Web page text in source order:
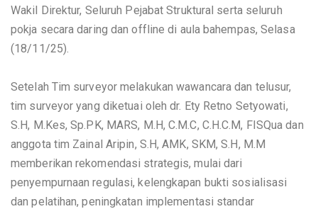
Wakil Direktur, Seluruh Pejabat Struktural serta seluruh
pokja secara daring dan offline di aula bahempas, Selasa
(18/11/25).
Setelah Tim surveyor melakukan wawancara dan telusur,
tim surveyor yang diketuai oleh dr. Ety Retno Setyowati,
S.H, M.Kes, Sp.PK, MARS, M.H, C.M.C, C.H.C.M, FISQua dan
anggota tim Zainal Aripin, S.H, AMK, SKM, S.H, M.M
memberikan rekomendasi strategis, mulai dari
penyempurnaan regulasi, kelengkapan bukti sosialisasi
dan pelatihan, peningkatan implementasi standar